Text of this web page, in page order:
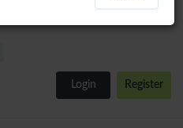
Login Register